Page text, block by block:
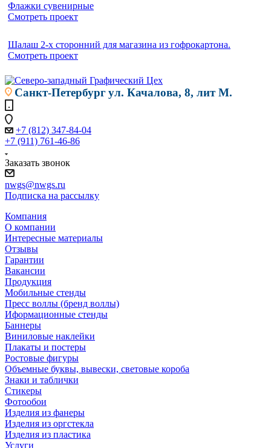
Флажки сувенирные
Смотреть проект
Шалаш 2-х сторонний для магазина из гофрокартона.
Смотреть проект
Санкт-Петербургул. Качалова, 8, лит М.
+7 (812) 347-84-04
+7 (911) 761-46-86
Заказать звонок
nwgs@nwgs.ru
Подписка на рассылку
Компания
О компании
Интересные материалы
Отзывы
Гарантии
Вакансии
Продукция
Мобильные стенды
Пресс воллы (бренд воллы)
Иформационные стенды
Баннеры
Виниловые наклейки
Плакаты и постеры
Ростовые фигуры
Объемные буквы, вывески, световые короба
Знаки и таблички
Стикеры
Фотообои
Изделия из фанеры
Изделия из оргстекла
Изделия из пластика
Услуги